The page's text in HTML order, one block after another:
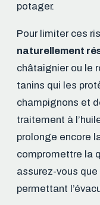
potager.
Pour limiter ces
naturellement
châtaignier ou le
tanins qui les
champignons et
traitement à
prolonge encore
compromettre la
assurez-vous
permettant